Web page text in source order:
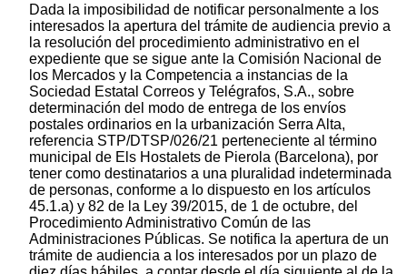
Dada la imposibilidad de notificar personalmente a los
interesados la apertura del trámite de audiencia previo a
la resolución del procedimiento administrativo en el
expediente que se sigue ante la Comisión Nacional de
los Mercados y la Competencia a instancias de la
Sociedad Estatal Correos y Telégrafos, S.A., sobre
determinación del modo de entrega de los envíos
postales ordinarios en la urbanización Serra Alta,
referencia STP/DTSP/026/21 perteneciente al término
municipal de Els Hostalets de Pierola (Barcelona), por
tener como destinatarios a una pluralidad indeterminada
de personas, conforme a lo dispuesto en los artículos
45.1.a) y 82 de la Ley 39/2015, de 1 de octubre, del
Procedimiento Administrativo Común de las
Administraciones Públicas. Se notifica la apertura de un
trámite de audiencia a los interesados por un plazo de